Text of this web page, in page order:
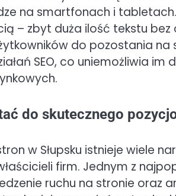
na smartfonach i
– zbyt duża ilość tekstu
do pozostania na
SEO, co uniemożliwia
do skutecznego
w Słupsku istnieje wiele
firm. Jednym z
ruchu na stronie oraz